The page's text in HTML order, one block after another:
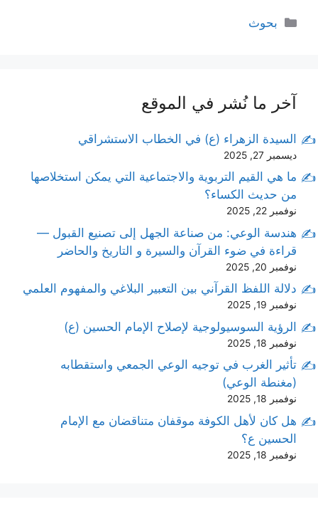
التصنيفات
بحوث
آخر ما نُشر في الموقع
السيدة الزهراء (ع) في الخطاب الاستشراقي
ديسمبر 27, 2025
ما هي القيم التربوية والاجتماعية التي يمكن استخلاصها
من حديث الكساء؟
نوفمبر 22, 2025
هندسة الوعي: من صناعة الجهل إلى تصنيع القبول —
قراءة في ضوء القرآن والسيرة و التاريخ والحاضر
نوفمبر 20, 2025
دلالة اللفظ القرآني بين التعبير البلاغي والمفهوم العلمي
نوفمبر 19, 2025
الرؤية السوسيولوجية لإصلاح الإمام الحسين (ع)
نوفمبر 18, 2025
تأثير الغرب في توجيه الوعي الجمعي واستقطابه
(مغنطة الوعي)
نوفمبر 18, 2025
هل كان لأهل الكوفة موقفان متناقضان مع الإمام
الحسين ع؟
نوفمبر 18, 2025